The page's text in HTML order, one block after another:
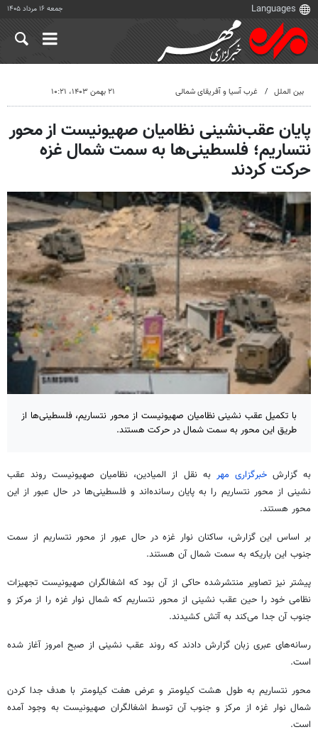
جمعه ۱۶ مرداد ۱۴۰۵
بین الملل غرب آسیا و آفریقای شمالی ۲۱ بهمن ۱۴۰۳، ۱۰:۲۱
پایان عقب‌نشینی نظامیان صهیونیست از محور
نتساریم؛ فلسطینی‌ها به سمت شمال غزه
حرکت کردند
با تکمیل عقب نشینی نظامیان صهیونیست از محور نتساریم، فلسطینی‌ها از
طریق این محور به سمت شمال در حرکت هستند.
به گزارشخبرگزاری مهر به نقل از المیادین، نظامیان صهیونیست روند عقب
نشینی از محور نتساریم را به پایان رسانده‌اند و فلسطینی‌ها در حال عبور از این
محور هستند.
بر اساس این گزارش، ساکنان نوار غزه در حال عبور از محور نتساریم از سمت
جنوب این باریکه به سمت شمال آن هستند.
پیشتر نیز تصاویر منتشرشده حاکی از آن بود که اشغالگران صهیونیست تجهیزات
نظامی خود را حین عقب نشینی از محور نتساریم که شمال نوار غزه را از مرکز و
جنوب آن جدا می‌کند به آتش کشیدند.
رسانه‌های عبری زبان گزارش دادند که روند عقب نشینی از صبح امروز آغاز شده
است.
محور نتساریم به طول هشت کیلومتر و عرض هفت کیلومتر با هدف جدا کردن
شمال نوار غزه از مرکز و جنوب آن توسط اشغالگران صهیونیست به وجود آمده
است.